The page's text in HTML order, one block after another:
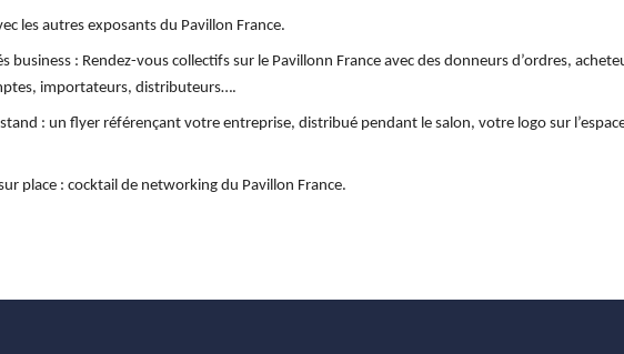
les autres exposants du Pavillon France.
business : Rendez-vous collectifs sur le Pavillonn France avec des donneurs d’ordres,
importateurs, distributeurs….
: un flyer référençant votre entreprise, distribué pendant le salon, votre logo sur
place : cocktail de networking du Pavillon France.